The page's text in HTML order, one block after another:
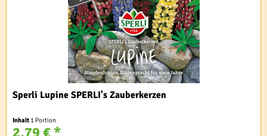
Sperli Lupine SPERLI's Zauberkerzen
Inhalt 1 Portion